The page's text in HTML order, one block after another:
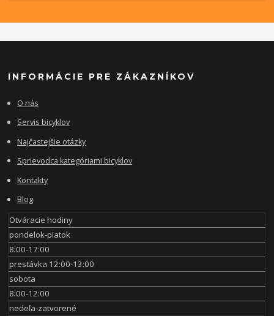
INFORMÁCIE PRE ZÁKAZNÍKOV
O nás
Servis bicyklov
Najčastejšie otázky
Sprievodca kategóriami bicyklov
Kontakty
Blog
Otváracie hodiny
pondelok-piatok
8:00-17:00
prestávka 12:00-13:00
sobota
8:00-12:00
nedeľa-zatvorené